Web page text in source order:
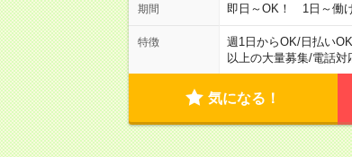
期間 即日～OK！ 1日～働
特徴 週1日からOK/日払いOK
以上の大量募集/電話対
気になる！